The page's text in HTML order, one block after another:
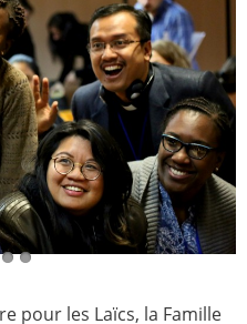
pour les Laïcs, la Famille